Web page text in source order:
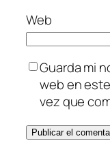
Web
Guarda mi
web en
vez que